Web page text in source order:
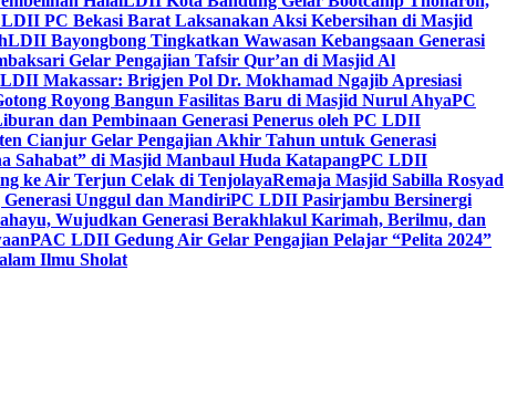
PC Bekasi Barat Laksanakan Aksi Kebersihan di Masjid
LDII Bayongbong Tingkatkan Wawasan Kebangsaan Generasi
Gelar Pengajian Tafsir Qur’an di Masjid Al
Makassar: Brigjen Pol Dr. Mokhamad Ngajib Apresiasi
Royong Bangun Fasilitas Baru di Masjid Nurul AhyaPC
dan Pembinaan Generasi Penerus oleh PC LDII
Cianjur Gelar Pengajian Akhir Tahun untuk Generasi
Sahabat” di Masjid Manbaul Huda KatapangPC LDII
ke Air Terjun Celak di TenjolayaRemaja Masjid Sabilla Rosyad
Unggul dan MandiriPC LDII Pasirjambu Bersinergi
Wujudkan Generasi Berakhlakul Karimah, Berilmu, dan
PAC LDII Gedung Air Gelar Pengajian Pelajar “Pelita 2024”
Ilmu Sholat